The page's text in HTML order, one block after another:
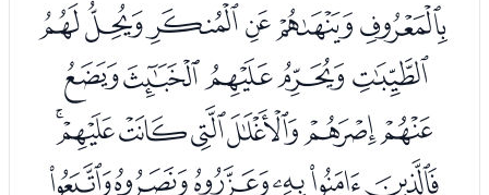
ﮁﮂﮃﮄﮅﮆ
ﮇﮈﮉﮊﮋ
ﮌﮍﮎﮏﮐﮑﮒ
ﮓﮔﮕﮖﮗﮘ